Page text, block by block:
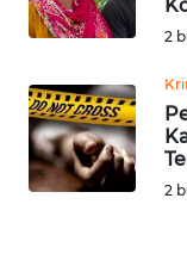
2
2
SIBER
KARIR